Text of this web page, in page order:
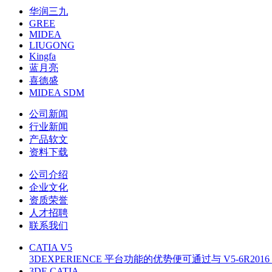
华润三九
GREE
MIDEA
LIUGONG
Kingfa
蓝月亮
喜德盛
MIDEA SDM
公司新闻
行业新闻
产品软文
资料下载
公司介绍
企业文化
资质荣誉
人才招聘
联系我们
CATIA V5
3DEXPERIENCE 平台功能的优势便可通过与 V5-